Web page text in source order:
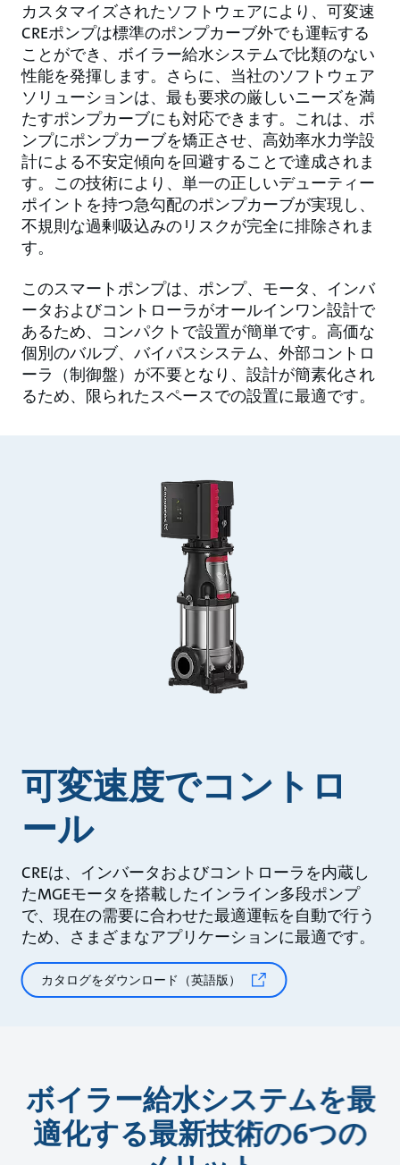
カスタマイズされたソフトウェアにより、可変速
CREポンプは標準のポンプカーブ外でも運転する
ことができ、ボイラー給水システムで比類のない
性能を発揮します。さらに、当社のソフトウェア
ソリューションは、最も要求の厳しいニーズを満
たすポンプカーブにも対応できます。これは、ポ
ンプにポンプカーブを矯正させ、高効率水力学設
計による不安定傾向を回避することで達成されま
す。この技術により、単一の正しいデューティー
ポイントを持つ急勾配のポンプカーブが実現し、
不規則な過剰吸込みのリスクが完全に排除されま
す。
このスマートポンプは、ポンプ、モータ、インバ
ータおよびコントローラがオールインワン設計で
あるため、コンパクトで設置が簡単です。高価な
個別のバルブ、バイパスシステム、外部コントロ
ーラ（制御盤）が不要となり、設計が簡素化され
るため、限られたスペースでの設置に最適です。
可変速度でコントロ
ール
CREは、インバータおよびコントローラを内蔵し
たMGEモータを搭載したインライン多段ポンプ
で、現在の需要に合わせた最適運転を自動で行う
ため、さまざまなアプリケーションに最適です。
カタログをダウンロード（英語版）
ボイラー給水システムを最
適化する最新技術の6つの